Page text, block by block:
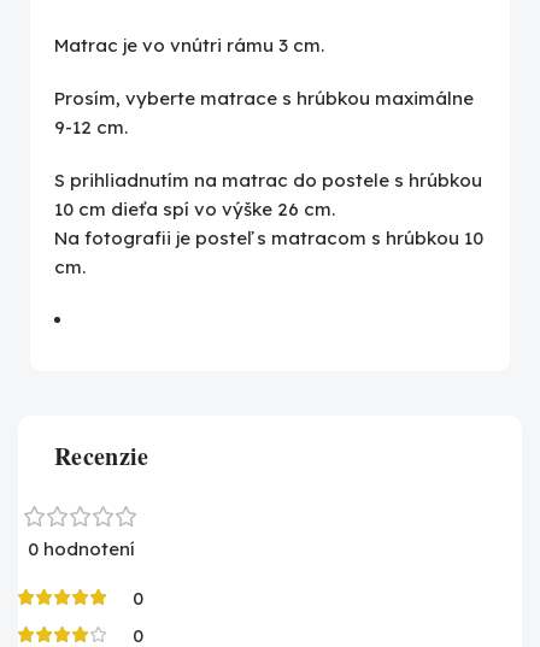
Matrac je vo vnútri rámu 3 cm.
Prosím, vyberte matrace s hrúbkou maximálne
9-12 cm.
S prihliadnutím na matrac do postele s hrúbkou
10 cm dieťa spí vo výške 26 cm.
Na fotografii je posteľ s matracom s hrúbkou 10
cm.
Recenzie
0 hodnotení
0
0